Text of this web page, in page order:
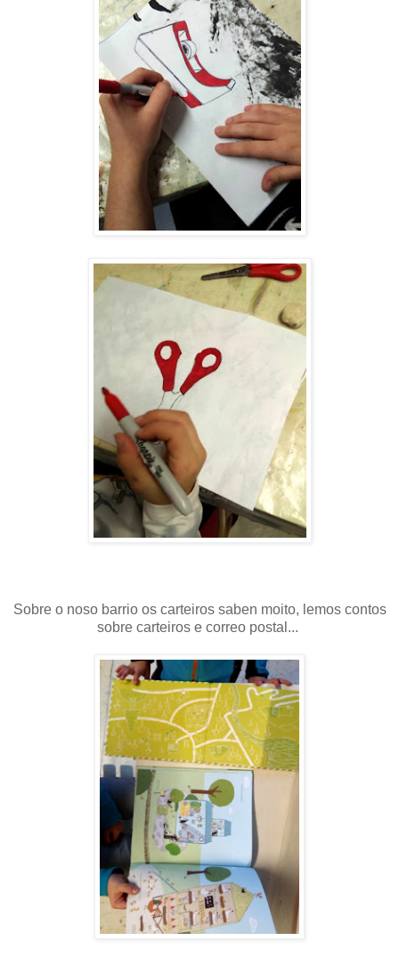
Sobre o noso barrio os carteiros saben moito, lemos contos
sobre carteiros e correo postal...